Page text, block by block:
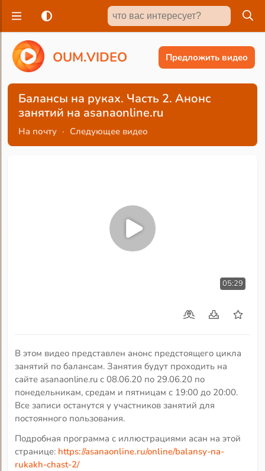
OUM.VIDEO Предложить видео
Балансы на руках. Часть 2. Анонс
занятий на asanaonline.ru
На почту · Следующее видео
05:29
В этом видео представлен анонс предстоящего цикла
занятий по балансам. Занятия будут проходить на
сайте asanaonline.ru с 08.06.20 по 29.06.20 по
понедельникам, средам и пятницам с 19:00 до 20:00.
Все записи останутся у участников занятий для
постоянного пользования.
Подробная программа с иллюстрациями асан на этой
странице: https://asanaonline.ru/online/balansy-na-
rukakh-chast-2/